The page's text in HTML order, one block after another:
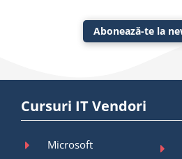
Abonează-te la
Cursuri IT Vendori
Microsoft